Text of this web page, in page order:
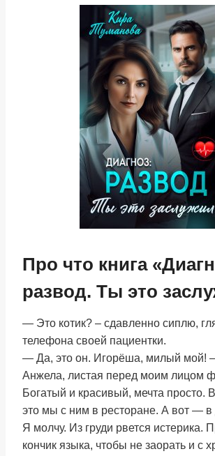
Про что книга
развод. Ты это
— Это котик? – сдавленно сиплю,
телефона своей пациентки.
— Да, это он. Игорёша, милый мой!
Анжела, листая перед моим лицом
Богатый и красивый, мечта просто.
это мы с ним в ресторане. А вот —
Я молчу. Из груди рвется истерика.
кончик языка, чтобы не заорать и с